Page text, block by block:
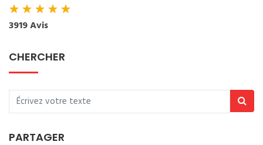
★★★★★
3919 Avis
CHERCHER
PARTAGER